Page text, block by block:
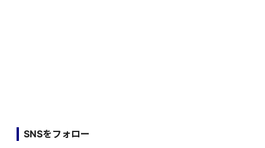
SNSをフォロー